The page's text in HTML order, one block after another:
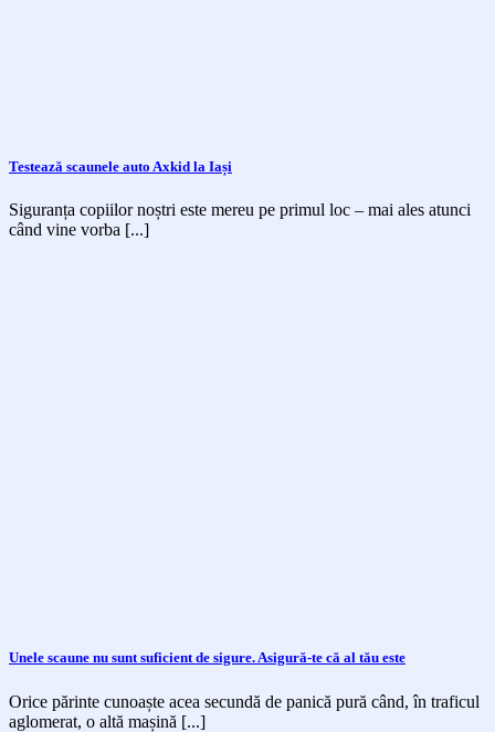
Testează scaunele auto Axkid la Iași
Siguranța copiilor noștri este mereu pe primul loc – mai ales atunci
când vine vorba [...]
Unele scaune nu sunt suficient de sigure. Asigură-te că al tău este
Orice părinte cunoaște acea secundă de panică pură când, în traficul
aglomerat, o altă mașină [...]